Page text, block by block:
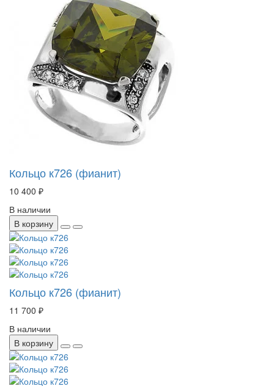
Кольцо к726 (фианит)
10 400 ₽
В наличии
В корзину
Кольцо к726 (фианит)
11 700 ₽
В наличии
В корзину